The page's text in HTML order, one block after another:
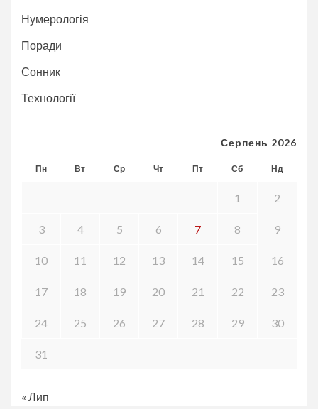
Нумерологія
Поради
Сонник
Технології
Серпень 2026
Пн Вт Ср Чт Пт Сб Нд
1 2
3 4 5 6 7 8 9
10 11 12 13 14 15 16
17 18 19 20 21 22 23
24 25 26 27 28 29 30
31
« Лип